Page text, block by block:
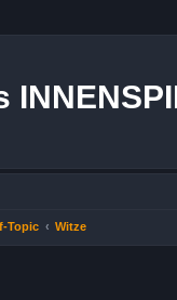
Topic Witze